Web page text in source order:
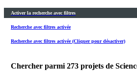
Activer la recherche avec filtres
Recherche avec filtres activée
Recherche avec filtres activée (Cliquer pour désactiver)
Chercher parmi 273 projets de